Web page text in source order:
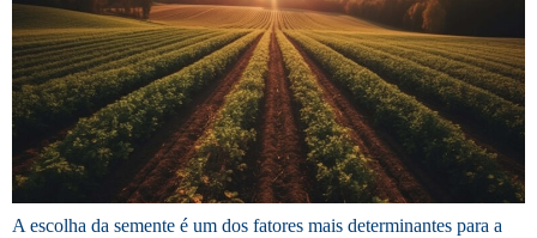
A escolha da semente é um dos fatores mais determinantes para a